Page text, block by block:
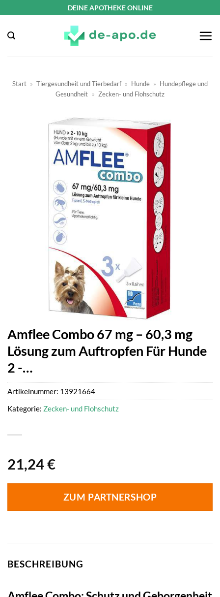
springen
DEINE APOTHEKE ONLINE
Start » Tiergesundheit und Tierbedarf » Hunde » Hundepflege und
Gesundheit » Zecken- und Flohschutz
Amflee Combo 67 mg – 60,3 mg
Lösung zum Auftropfen Für Hunde
2 -…
21,24€
ZUM PARTNERSHOP
Artikelnummer: 13921664
Kategorie: Zecken- und Flohschutz
BESCHREIBUNG